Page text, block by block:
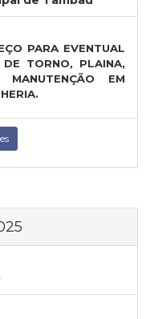
PARA EVENTUAL
DE TORNO, PLAINA,
EM